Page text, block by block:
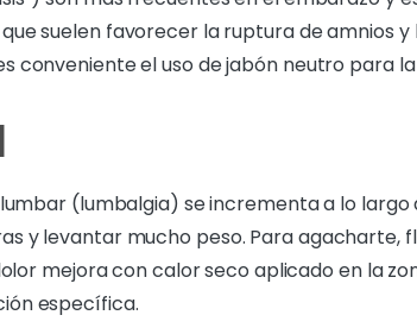
suelen favorecer la ruptura de amnios
conveniente el uso de jabón neutro para
(lumbalgia) se incrementa a lo largo
y levantar mucho peso. Para agacharte,
mejora con calor seco aplicado en la
específica.